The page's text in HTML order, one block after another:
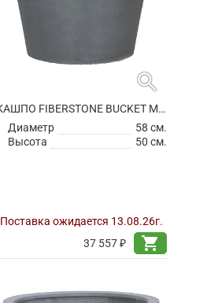
search
КАШПО FIBERSTONE BUCKET M GREY
Диаметр
58 см.
Высота
50 см.
Поставка ожидается 13.08.26г.
37 557 ₽
shopping_cart